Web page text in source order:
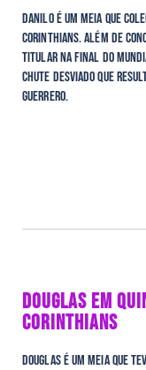
Danilo é um meia que
Corinthians. Além de
titular na final do
chute desviado que
Guerrero.
DOUGLAS EM
CORINTHIANS
Douglas é um meia que